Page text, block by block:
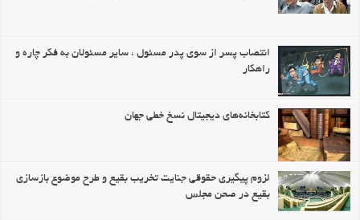
انتصاب پسر از سوی پدر مسئول ، سایر مسئولان به فکر چاره و
راهکار
کتابخانه‌های دیجیتال نسخ خطی جهان
لزوم پیگیری حقوقی جنایت تخریب بقیع و طرح موضوع بازسازی
بقیع در صحن مجلس